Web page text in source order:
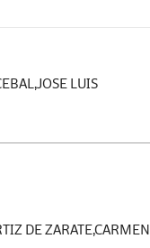
LUIS
DE ZARATE,CARMEN